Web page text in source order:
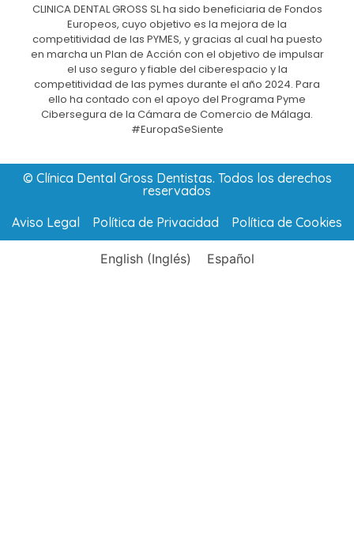
CLINICA DENTAL GROSS SL ha sido beneficiaria de Fondos
Europeos, cuyo objetivo es la mejora de la
competitividad de las PYMES, y gracias al cual ha puesto
en marcha un Plan de Acción con el objetivo de impulsar
el uso seguro y fiable del ciberespacio y la
competitividad de las pymes durante el año 2024. Para
ello ha contado con el apoyo del Programa Pyme
Cibersegura de la Cámara de Comercio de Málaga.
#EuropaSeSiente
© Clínica Dental Gross Dentistas. Todos los derechos
reservados
Aviso Legal
Política de Privacidad Política de Cookies
English(Inglés) Español